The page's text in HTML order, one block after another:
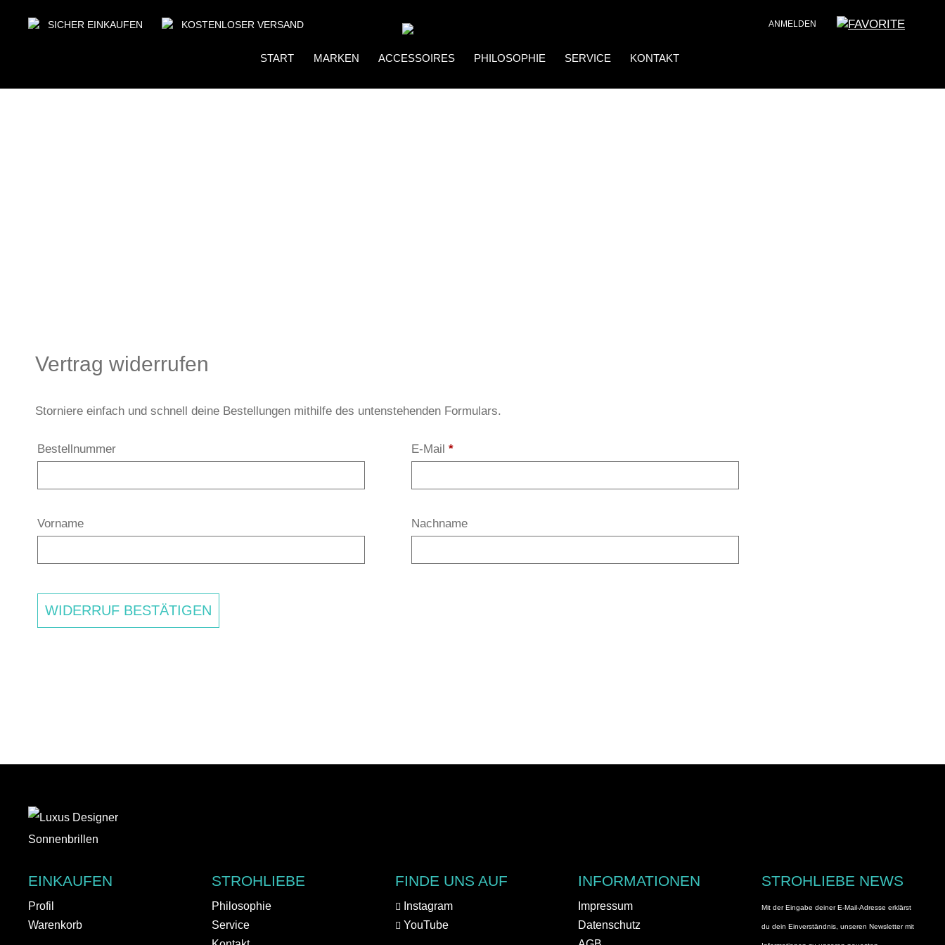
SICHER EINKAUFEN KOSTENLOSER VERSAND ANMELDEN
START MARKEN ACCESSOIRES
Coco Bonito
PHILOSOPHIE SERVICE KONTAKT
Vertrag widerrufen
Storniere einfach und schnell deine Bestellungen mithilfe des untenstehenden Formulars.
Bestellnummer E-Mail*
Vorname Nachname
WIDERRUF BESTÄTIGEN
EINKAUFEN
Profil
Warenkorb
STROHLIEBE
Philosophie
Service
FINDE UNS AUF
Instagram
YouTube
INFORMATIONEN
Impressum
Datenschutz
STROHLIEBE NEWS
Mit der Eingabe deiner E-Mail-Adresse erklärst
du dein Einverständnis, unseren Newsletter mit